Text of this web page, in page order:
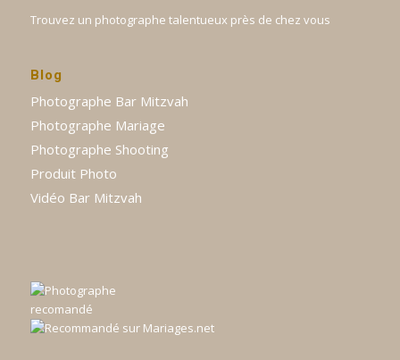
Trouvez un photographe talentueux près de chez vous
Blog
Photographe Bar Mitzvah
Photographe Mariage
Photographe Shooting
Produit Photo
Vidéo Bar Mitzvah